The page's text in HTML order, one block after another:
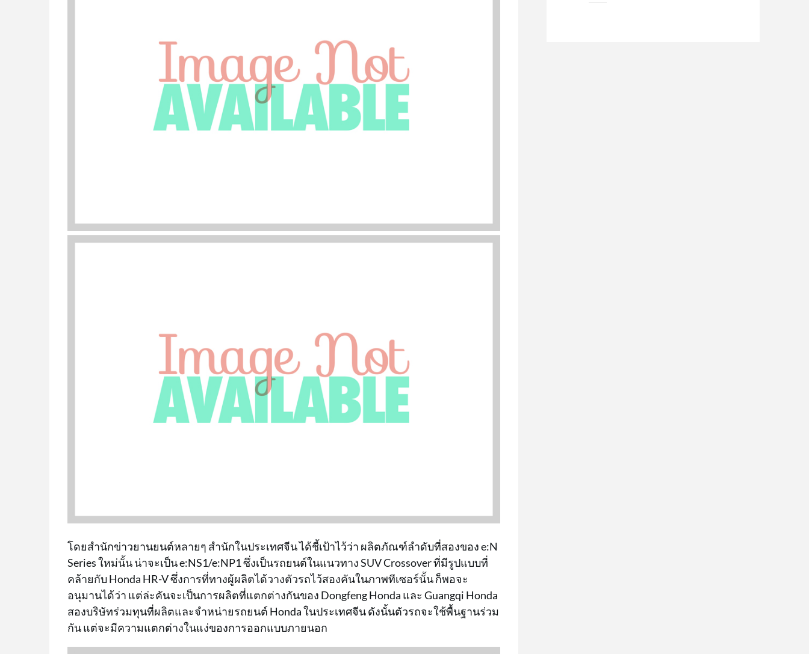
โดยสำนักข่าวยานยนต์หลายๆ สำนักในประเทศจีน ได้ชี้เป้าไว้ว่า ผลิตภัณฑ์ลำดับที่สองของ e:N
Series ใหม่นั้น น่าจะเป็น e:NS1/e:NP1 ซึ่งเป็นรถยนต์ในแนวทาง SUV Crossover ที่มีรูปแบบที่
คล้ายกับ Honda HR-V ซึ่งการที่ทางผู้ผลิตได้วางตัวรถไว้สองคันในภาพทีเซอร์นั้น ก็พอจะ
อนุมานได้ว่า แต่ล่ะคันจะเป็นการผลิตที่แตกต่างกันของ Dongfeng Honda และ Guangqi Honda
สองบริษัทร่วมทุนที่ผลิตและจำหน่ายรถยนต์ Honda ในประเทศจีน ดังนั้นตัวรถจะใช้พื้นฐานร่วม
กัน แต่จะมีความแตกต่างในแง่ของการออกแบบภายนอก